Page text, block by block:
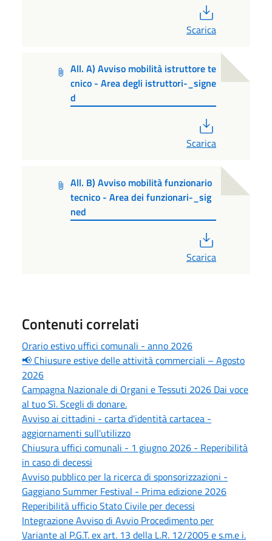
Scarica
All. A) Avviso mobilità istruttore te
cnico - Area degli istruttori-_signe
d
Scarica
All. B) Avviso mobilità funzionario
tecnico - Area dei funzionari-_sig
ned
Scarica
Contenuti correlati
Orario estivo uffici comunali - anno 2026
📢 Chiusure estive delle attività commerciali – Agosto
2026
Campagna Nazionale di Organi e Tessuti 2026 Dai voce
al tuo Sì. Scegli di donare.
Avviso ai cittadini - carta d'identità cartacea -
aggiornamenti sull'utilizzo
Chiusura uffici comunali - 1 giugno 2026 - Reperibilità
in caso di decessi
Avviso pubblico per la ricerca di sponsorizzazioni -
Gaggiano Summer Festival - Prima edizione 2026
Reperibilità ufficio Stato Civile per decessi
Integrazione Avviso di Avvio Procedimento per
Variante al P.G.T. ex art. 13 della L.R. 12/2005 e s.m.e i.